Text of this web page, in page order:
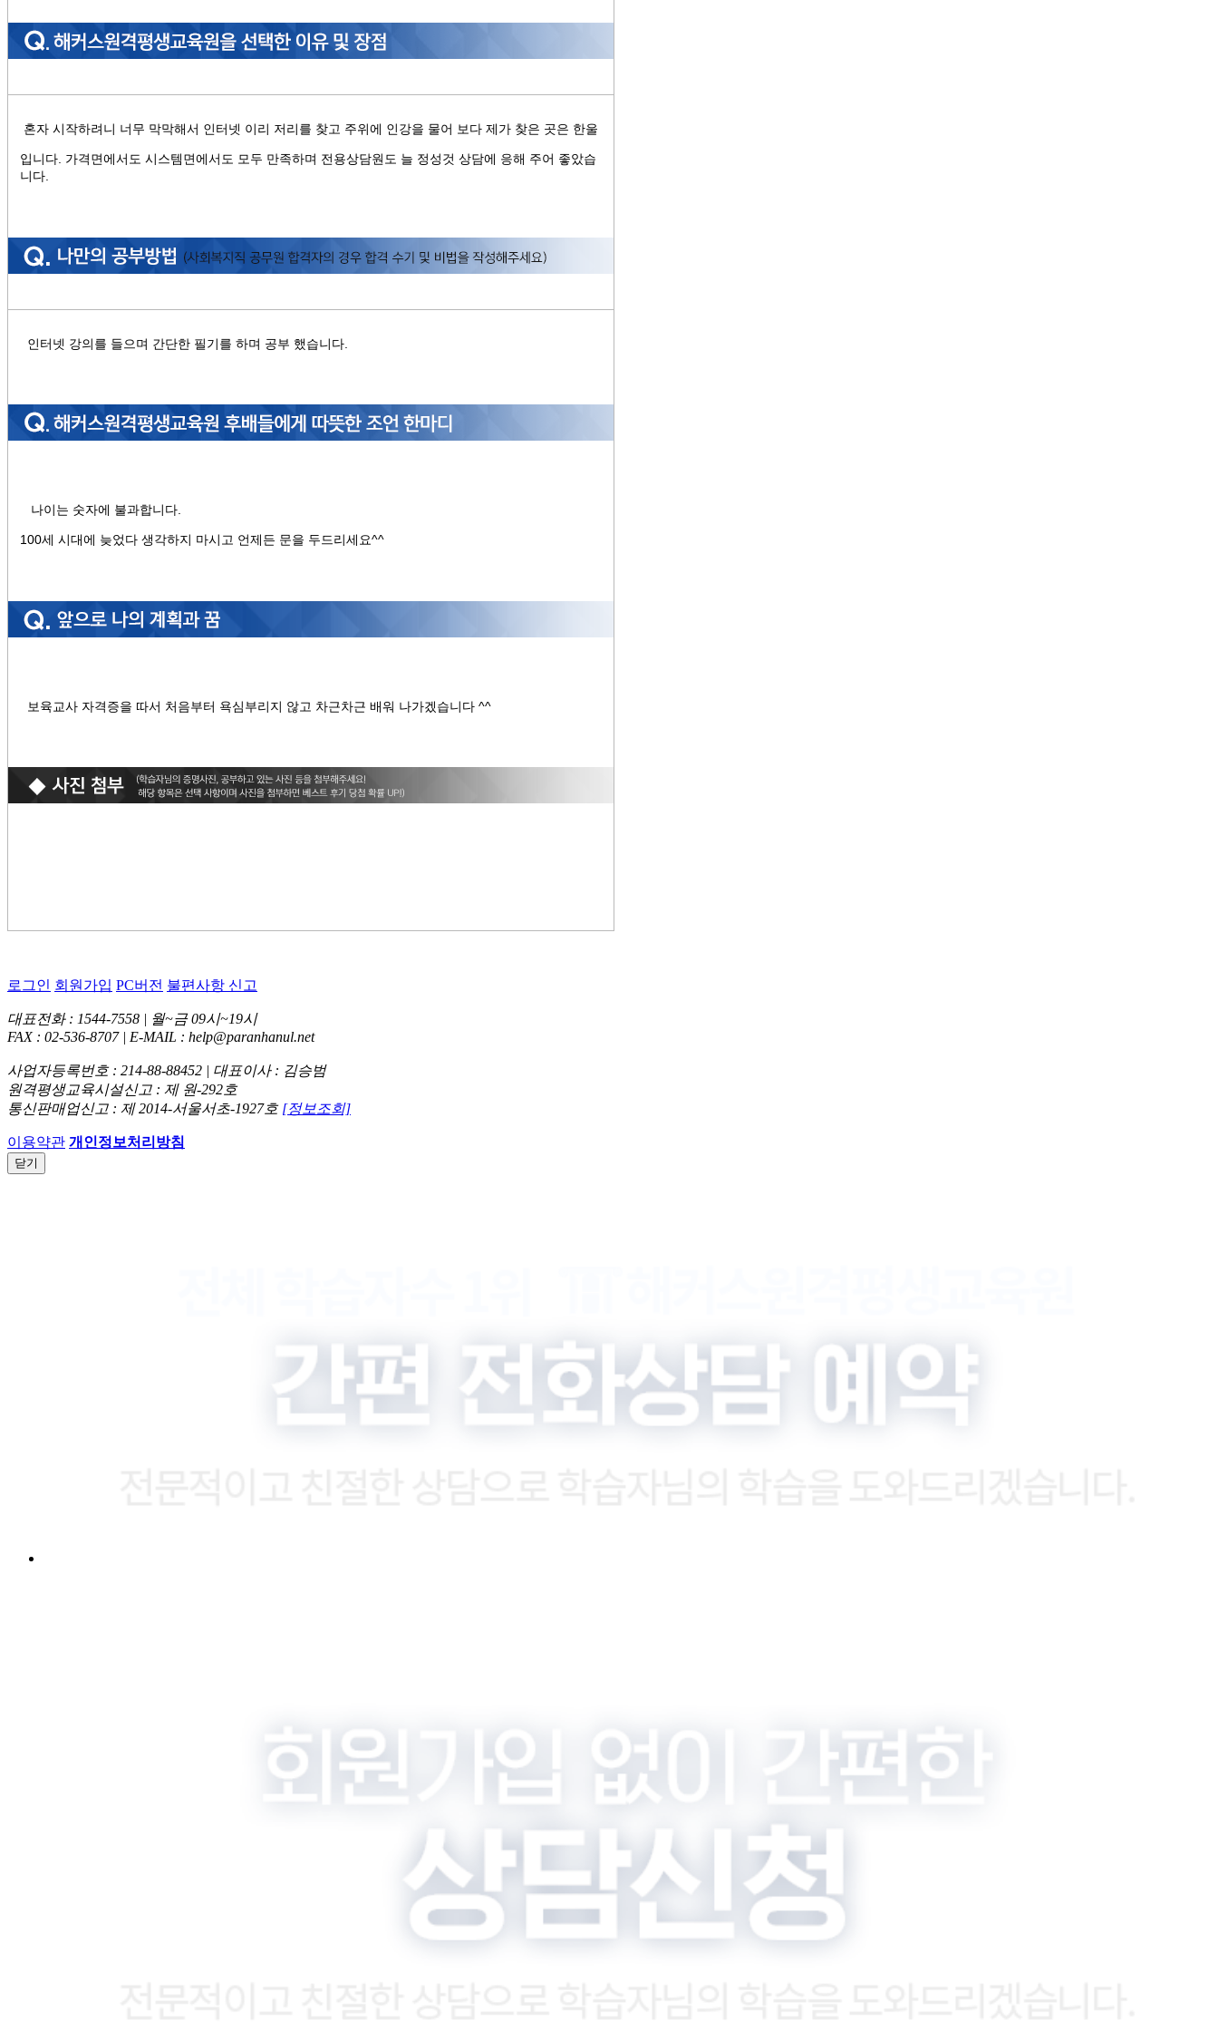
혼자 시작하려니 너무 막막해서 인터넷 이리 저리를 찾고 주위에 인강을 물어 보다 제가 찾은 곳은 한울
입니다. 가격면에서도 시스템면에서도 모두 만족하며 전용상담원도 늘 정성것 상담에 응해 주어 좋았습
니다.
인터넷 강의를 들으며 간단한 필기를 하며 공부 했습니다.
나이는 숫자에 불과합니다.
100세 시대에 늦었다 생각하지 마시고 언제든 문을 두드리세요^^
보육교사 자격증을 따서 처음부터 욕심부리지 않고 차근차근 배워 나가겠습니다 ^^
로그인 회원가입 PC버전 불편사항 신고
대표전화 : 1544-7558 | 월~금 09시~19시
FAX : 02-536-8707 | E-MAIL : help@paranhanul.net
사업자등록번호 : 214-88-88452 | 대표이사 : 김승범
원격평생교육시설신고 : 제 원-292호
통신판매업신고 : 제 2014-서울서초-1927호 [정보조회]
이용약관 개인정보처리방침
닫기